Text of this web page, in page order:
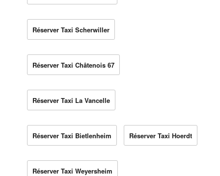
Réserver Taxi Scherwiller
Réserver Taxi Châtenois 67
Réserver Taxi La Vancelle
Réserver Taxi Bietlenheim Réserver Taxi Hoerdt
Réserver Taxi Weyersheim